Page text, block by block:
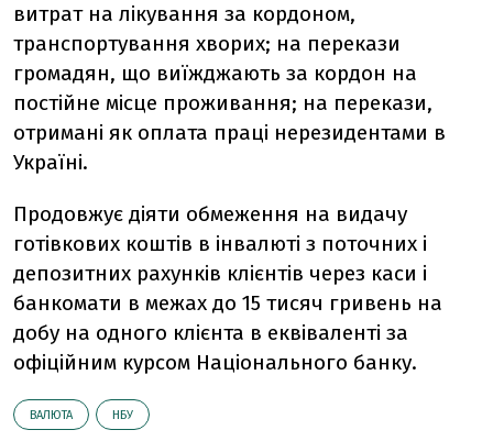
витрат на лікування за кордоном,
транспортування хворих; на перекази
громадян, що виїжджають за кордон на
постійне місце проживання; на перекази,
отримані як оплата праці нерезидентами в
Україні.
Продовжує діяти обмеження на видачу
готівкових коштів в інвалюті з поточних і
депозитних рахунків клієнтів через каси і
банкомати в межах до 15 тисяч гривень на
добу на одного клієнта в еквіваленті за
офіційним курсом Національного банку.
ВАЛЮТА НБУ